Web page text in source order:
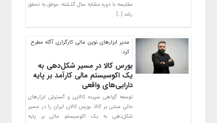
مقایسه با دوره مشابه سال گذشته، موفق به تحقق
رشد […]
مدیر ابزارهای نوین مالی کارگزاری آگاه مطرح
کرد:
بورس کالا در مسیر شکل‌دهی به
یک اکوسیستم مالی کارآمد بر پایه
دارایی‌های واقعی
توسعه گواهی سپرده کالایی و گسترش ابزارهای
مالی مبتنی بر کالا، بورس کالای ایران را در مسیر
شکل‌دهی به یک اکوسیستم مالی بر پایه